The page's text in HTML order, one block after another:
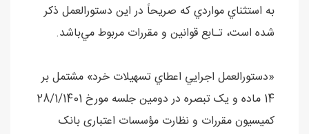
به استثناي مواردي که صريحاً در اين دستورالعمل ذکر
شده است، تـابع قوانين و مقررات مربوط مي‌باشد.
«دستورالعمل اجرايي اعطاي تسهيلات خرد» مشتمل بر
14 ماده و يک تبصره در دومين جلسه مورخ 28/1/1401
کميسيون مقررات و نظارت مؤسسات اعتباری بانک